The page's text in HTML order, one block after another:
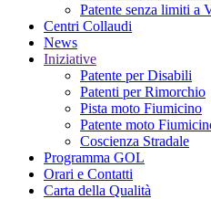
Patente senza limiti
Centri Collaudi
News
Iniziative
Patente per Disabili
Patenti per Rimorchio
Pista moto Fiumicino
Patente moto
Coscienza Stradale
Programma GOL
Orari e Contatti
Carta della Qualità